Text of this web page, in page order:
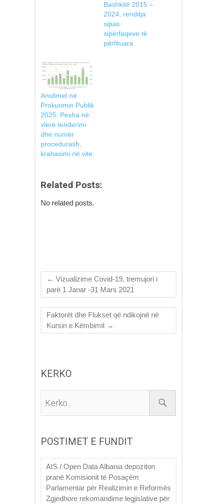
Bashkitë 2015 –
2024, renditja
sipas
sipërfaqeve të
përfituara
Anulimet në
Prokurimin Publik
2025: Pesha në
vlerë tenderimi
dhe numër
procedurash,
krahasimi në vite
Related Posts:
No related posts.
← Vizualizime Covid-19, tremujori i
parë 1 Janar -31 Mars 2021
Faktorët dhe Flukset që ndikojnë në
Kursin e Këmbimit →
KERKO
POSTIMET E FUNDIT
AIS / Open Data Albania depoziton
pranë Komisionit të Posaçëm
Parlamentar për Realizimin e Reformës
Zgjedhore rekomandime legjislative për